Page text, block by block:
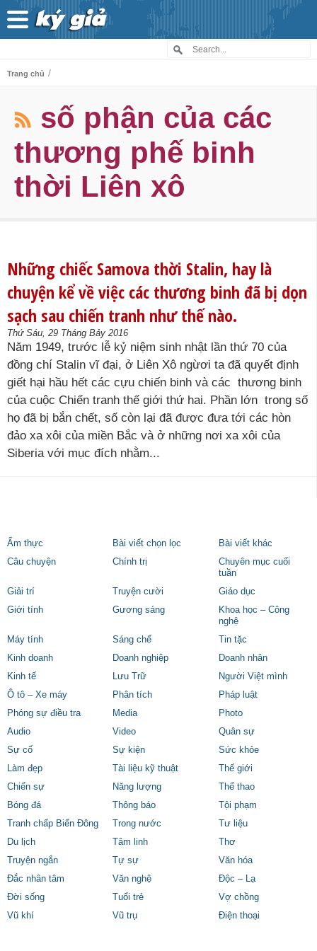
Trang chủ /
số phận của các
thương phế binh
thời Liên xô
Những chiếc Samova thời Stalin, hay là
chuyện kể về việc các thương binh đã bị dọn
sạch sau chiến tranh như thế nào.
Thứ Sáu, 29 Tháng Bảy 2016
Năm 1949, trước lễ kỷ niệm sinh nhật lần thứ 70 của
đồng chí Stalin vĩ đại, ở Liên Xô ngừơi ta đã quyết định
giết hại hầu hết các cựu chiến binh và các thương binh
của cuộc Chiến tranh thế giới thứ hai. Phần lớn trong số
họ đã bị bắn chết, số còn lại đã được đưa tới các hòn
đảo xa xôi của miền Bắc và ở những nơi xa xôi của
Siberia với mục đích nhằm...
Ẩm thực Bài viết chọn lọc
Bài viết khác
Câu chuyện
Chính trị
Chuyên mục cuối
tuần
Giải trí
Truyện cười
Giáo dục
Giới tính
Gương sáng
Khoa học – Công
nghệ
Máy tính
Sáng chế
Tin tặc
Kinh doanh
Doanh nghiệp
Doanh nhân
Kinh tế
Lưu Trữ
Người Việt mình
Ô tô – Xe máy
Phân tích
Pháp luật
Phóng sự điều tra
Media
Photo
Audio
Video
Quân sự
Sự cố
Sự kiện
Sức khỏe
Làm đẹp
Tài liệu kỹ thuật
Thế giới
Chiến sự
Năng lượng
Thể thao
Bóng đá
Thông báo
Tội phạm
Tranh chấp Biển Đông
Trong nước
Tư liệu
Du lịch
Tâm linh
Thơ
Truyện ngắn
Tự sự
Văn hóa
Đắc nhân tâm
Văn nghệ
Độc – Lạ
Đời sống
Tuổi trẻ
Vợ chồng
Vũ khí
Vũ trụ Điện thoại